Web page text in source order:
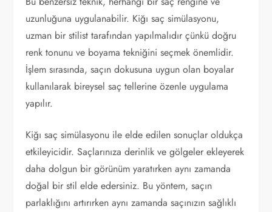
uzunluğuna uygulanabilir. Kiğı saç simülasyonu,
uzman bir stilist tarafından yapılmalıdır çünkü doğru
renk tonunu ve boyama tekniğini seçmek önemlidir.
İşlem sırasında, saçın dokusuna uygun olan boyalar
kullanılarak bireysel saç tellerine özenle uygulama
yapılır.
Kiğı saç simülasyonu ile elde edilen sonuçlar oldukça
etkileyicidir. Saçlarınıza derinlik ve gölgeler ekleyerek
daha dolgun bir görünüm yaratırken aynı zamanda
doğal bir stil elde edersiniz. Bu yöntem, saçın
parlaklığını artırırken aynı zamanda saçınızın sağlıklı